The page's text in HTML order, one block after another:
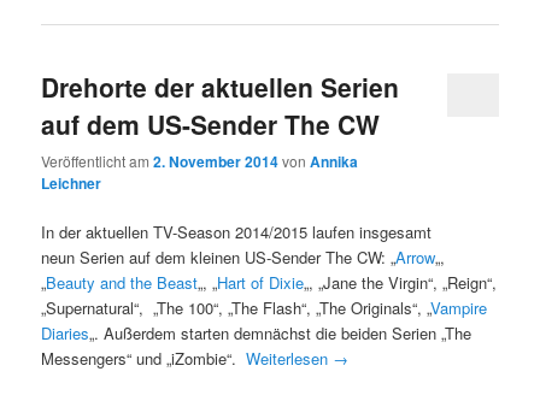
Drehorte der aktuellen Serien
auf dem US-Sender The CW
Veröffentlicht am2. November 2014vonAnnika
Leichner
In der aktuellen TV-Season 2014/2015 laufen insgesamt
neun Serien auf dem kleinen US-Sender The CW: „Arrow„,
„Beauty and the Beast„, „Hart of Dixie„, „Jane the Virgin“, „Reign“,
„Supernatural“, „The 100“, „The Flash“, „The Originals“, „Vampire
Diaries„. Außerdem starten demnächst die beiden Serien „The
Messengers“ und „iZombie“.Weiterlesen →